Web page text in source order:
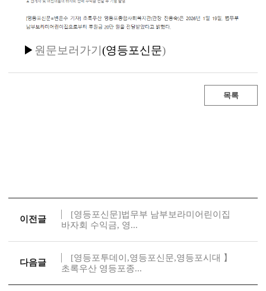
▶ 원문보러가기 (영등포신문)
목록
이전글
[영등포신문]법무부 남부보라미어린이집
바자회 수익금, 영...
다음글
[영등포투데이,영등포신문,영등포시대 】
초록우산 영등포종...